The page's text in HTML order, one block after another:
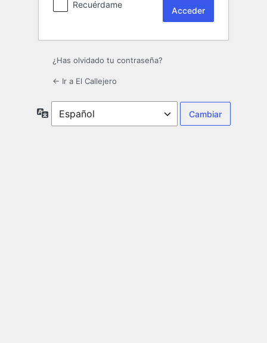
Recuérdame
¿Has olvidado tu contraseña?
← Ir a El Callejero
Idioma